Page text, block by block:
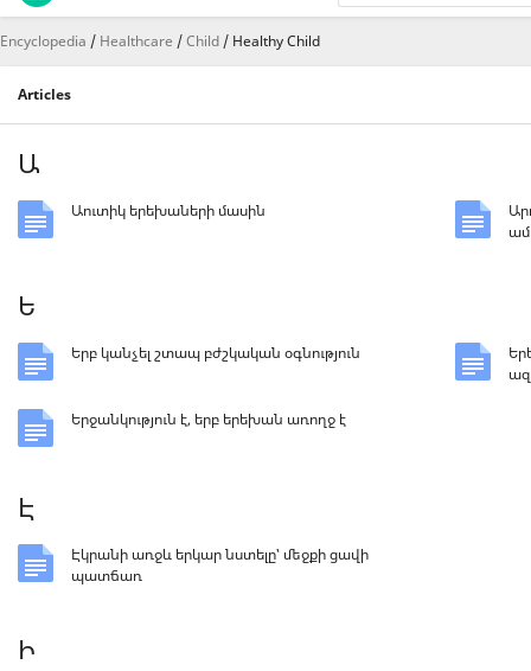
Encyclopedia Healthcare Child Healthy Child
Articles
Ա
Աուտիկ երեխաների մասին
Ե
Երբ կանչել շտապ բժշկական օգնություն
Երջանկություն է, երբ երեխան առողջ է
Է
Էկրանի առջև երկար նստելը՝ մեջքի ցավի
պատճառ
Ի